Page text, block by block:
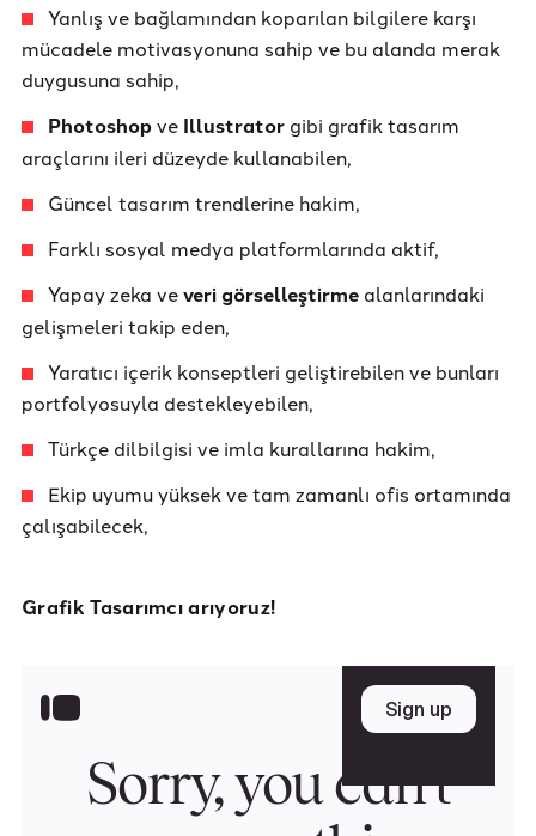
Yanlış ve bağlamından koparılan bilgilere karşı
mücadele motivasyonuna sahip ve bu alanda merak
duygusuna sahip,
Photoshopve Illustrator gibi grafik tasarım
araçlarını ileri düzeyde kullanabilen,
Güncel tasarım trendlerine hakim,
Farklı sosyal medya platformlarında aktif,
Yapay zeka veveri görselleştirme alanlarındaki
gelişmeleri takip eden,
Yaratıcı içerik konseptleri geliştirebilen ve bunları
portfolyosuyla destekleyebilen,
Türkçe dilbilgisi ve imla kurallarına hakim,
Ekip uyumu yüksek ve tam zamanlı ofis ortamında
çalışabilecek,
Grafik Tasarımcı arıyoruz!